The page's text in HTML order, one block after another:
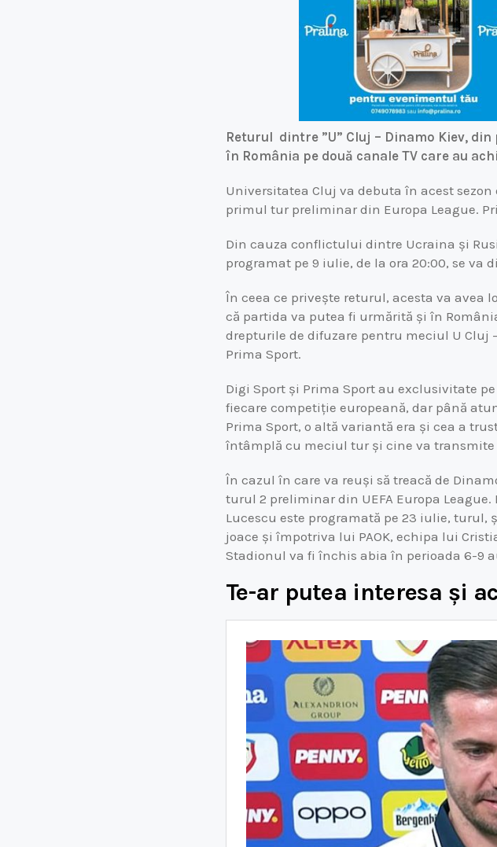
Returul dintre ”U” Cluj – Dinamo Kiev,
în România pe două canale TV care au
Universitatea Cluj va debuta în acest
primul tur preliminar din Europa League.
Din cauza conflictului dintre Ucraina și
programat pe 9 iulie, de la ora 20:00, se va
În ceea ce privește returul, acesta va avea
că partida va putea fi urmărită și în
drepturile de difuzare pentru meciul U Cluj
Prima Sport.
Digi Sport și Prima Sport au exclusivitate
fiecare competiție europeană, dar până
Prima Sport, o altă variantă era și cea a
întâmplă cu meciul tur și cine va
În cazul în care va reuși să treacă de
turul 2 preliminar din UEFA Europa
Lucescu este programată pe 23 iulie,
joace și împotriva lui PAOK, echipa lui
Stadionul va fi închis abia în perioada 6-9
Te-ar putea interesa și